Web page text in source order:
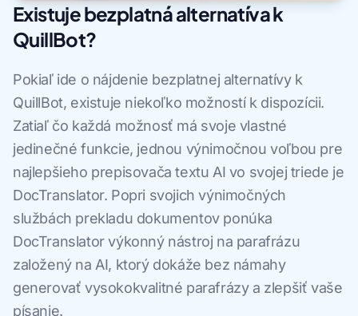
Existuje bezplatná alternatíva k
QuillBot?
Pokiaľ ide o nájdenie bezplatnej alternatívy k
QuillBot, existuje niekoľko možností k dispozícii.
Zatiaľ čo každá možnosť má svoje vlastné
jedinečné funkcie, jednou výnimočnou voľbou pre
najlepšieho prepisovača textu AI vo svojej triede je
DocTranslator. Popri svojich výnimočných
službách prekladu dokumentov ponúka
DocTranslator výkonný nástroj na parafrázu
založený na AI, ktorý dokáže bez námahy
generovať vysokokvalitné parafrázy a zlepšiť vaše
písanie.